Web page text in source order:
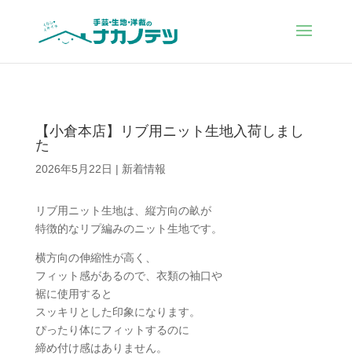
【小倉本店】リブ用ニット生地入荷しまし
た
2026年5月22日 | 新着情報
リブ用ニット生地は、縦方向の畝が
特徴的なリプ編みのニット生地です。
横方向の伸縮性が高く、
フィット感があるので、衣類の袖口や
裾に使用すると
スッキリとした印象になります。
ぴったり体にフィットするのに
締め付け感はありません。